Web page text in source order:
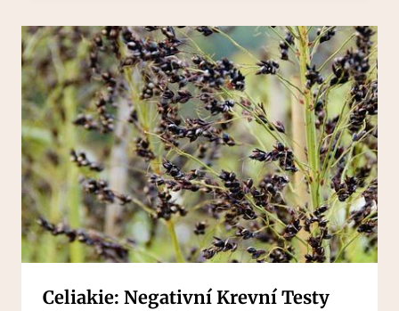
Celiakie: Negativní Krevní Testy